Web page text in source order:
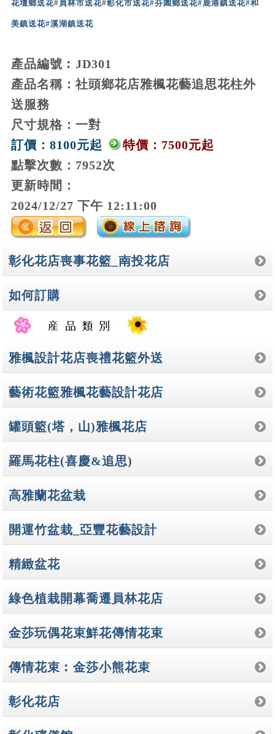
花壇鄉送花# 員林市送花#彰化市送花#芬園鄉送花#鹿港鎮送花#和
美鎮送花#溪湖鎮送花
產品編號︰JD301
產品名稱：社頭鄉花店雅楓花藝追思花柱外
送服務
尺寸規格：一對
訂價：8100元起
特價：7500元起
點擊次數：7952次
更新時間：
2024/12/27 下午 12:11:00
彰化花店喪事花籃_南投花店
如何訂購
雅楓設計花店喪禮花籃外送
藝術花籃雅楓花藝設計花店
罐頭籃(塔，山)雅楓花店
羅馬花柱(喜慶&追思)
高雅蘭花盆栽
開運竹盆栽_亞豐花藝設計
精緻盆花
綠色植栽開幕喬遷員林花店
金莎玩偶花束鮮花傳情花束
傳情花束︰金莎小熊花束
彰化花店